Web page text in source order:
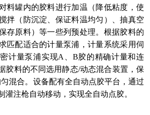
料罐内的胶料进行加温（降低粘度，使
拌（防沉淀、保证料温均匀）、抽真空
存原料）等一些列预处理。根据胶料的
匹配适合的计量泵浦，计量系统采用伺
计量泵浦实现A、B胶的精确计量和连
胶料的不同选用静态/动态混合装置，保
混合。设备配有全自动点胶平台，通过
灌注枪自动移动，实现全自动点胶。